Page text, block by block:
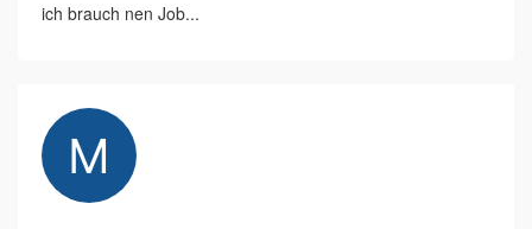
ich brauch nen Job...